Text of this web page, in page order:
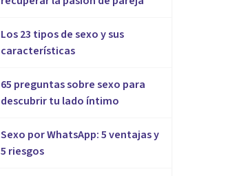
Los 23 tipos de sexo y sus
características
65 preguntas sobre sexo para
descubrir tu lado íntimo
Sexo por WhatsApp: 5 ventajas y
5 riesgos